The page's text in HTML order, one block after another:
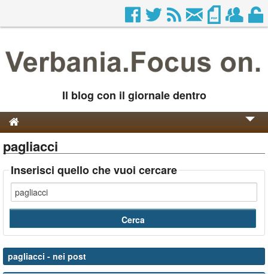
Il blog con il giornale dentro
Genesi e Storia
Contatti
pagliacci
Inserisci quello che vuoi cercare
pagliacci - nei post